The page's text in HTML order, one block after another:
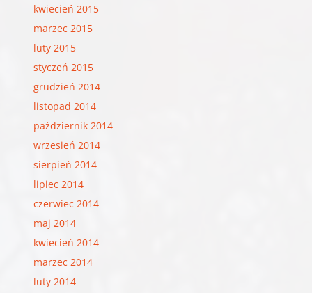
kwiecień 2015
marzec 2015
luty 2015
styczeń 2015
grudzień 2014
listopad 2014
październik 2014
wrzesień 2014
sierpień 2014
lipiec 2014
czerwiec 2014
maj 2014
kwiecień 2014
marzec 2014
luty 2014